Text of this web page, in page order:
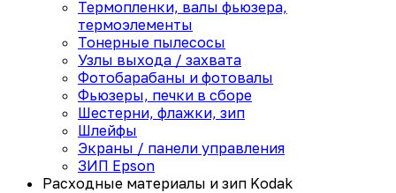
Термопленки, валы фьюзера,
термоэлементы
Тонерные пылесосы
Узлы выхода / захвата
Фотобарабаны и фотовалы
Фьюзеры, печки в сборе
Шестерни, флажки, зип
Шлейфы
Экраны / панели управления
ЗИП Epson
Расходные материалы и зип Kodak